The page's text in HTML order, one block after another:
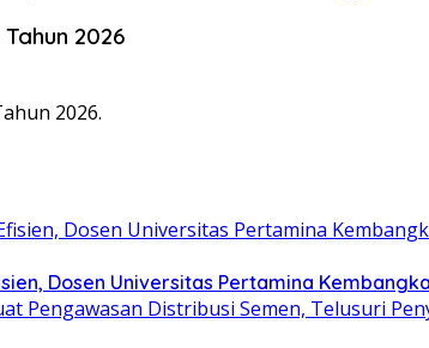
2026
2026.
Dosen Universitas Pertamina